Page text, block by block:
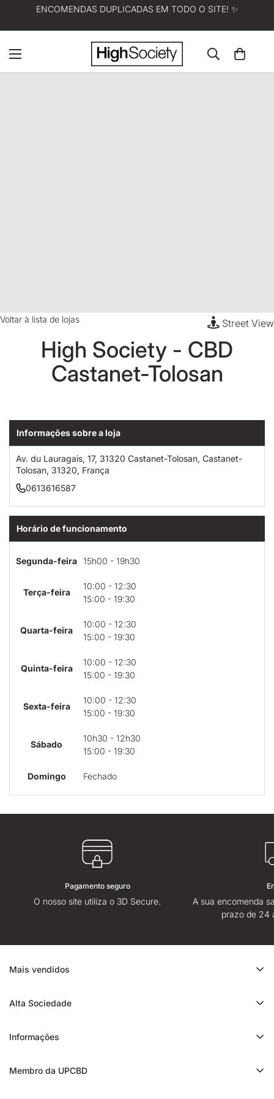
ENCOMENDAS DUPLICADAS EM TODO O SITE! ✨
Street View
Voltar à lista de lojas
High Society - CBD
Castanet-Tolosan
Informações sobre a loja
Av. du Lauragais, 17, 31320 Castanet-Tolosan, Castanet-
Tolosan, 31320, França
0613616587
Horário de funcionamento
Segunda-feira 15h00 - 19h30
Terça-feira
10:00 - 12:30
15:00 - 19:30
Quarta-feira
10:00 - 12:30
15:00 - 19:30
Quinta-feira
10:00 - 12:30
15:00 - 19:30
Sexta-feira
10:00 - 12:30
15:00 - 19:30
Sábado
10h30 - 12h30
15:00 - 19:30
Domingo Fechado
Pagamento seguro
O nosso site utiliza o 3D Secure.
A sua encomenda
prazo de 24
Mais vendidos
Cali CBD
Trim CBD
Alta Sociedade
Avaliação da High Society
Informações
Membro da UPCBD